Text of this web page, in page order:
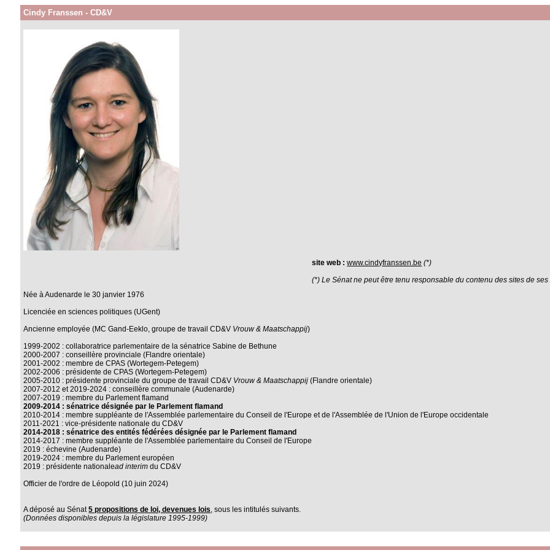
Cindy Franssen - CD&V
site web : www.cindyfranssen.be (*)
(*) Le Sénat ne peut être tenu responsable du contenu des sites de ses
Née à Audenarde le 30 janvier 1976
Licenciée en sciences politiques (UGent)
Ancienne employée (MC Gand-Eeklo, groupe de travail CD&V Vrouw & Maatschappij)
1999-2002 : collaboratrice parlementaire de la sénatrice Sabine de Bethune
2000-2007 : conseillère provinciale (Flandre orientale)
2001-2002 : membre de CPAS (Wortegem-Petegem)
2002-2006 : présidente de CPAS (Wortegem-Petegem)
2005-2010 : présidente provinciale du groupe de travail CD&V Vrouw & Maatschappij (Flandre orientale)
2007-2012 et 2019-2024 : conseillère communale (Audenarde)
2007-2019 : membre du Parlement flamand
2009-2014 : sénatrice désignée par le Parlement flamand
2010-2014 : membre suppléante de l'Assemblée parlementaire du Conseil de l'Europe et de l'Assemblée de l'Union de l'Europe occidentale
2011-2021 : vice-présidente nationale du CD&V
2014-2018 : sénatrice des entités fédérées désignée par le Parlement flamand
2014-2017 : membre suppléante de l'Assemblée parlementaire du Conseil de l'Europe
2019 : échevine (Audenarde)
2019-2024 : membre du Parlement européen
2019 : présidente nationalead interim du CD&V
Officier de l'ordre de Léopold (10 juin 2024)
A déposé au Sénat5 propositions de loi, devenues lois, sous les intitulés suivants.
(Données disponibles depuis la législature 1995-1999)